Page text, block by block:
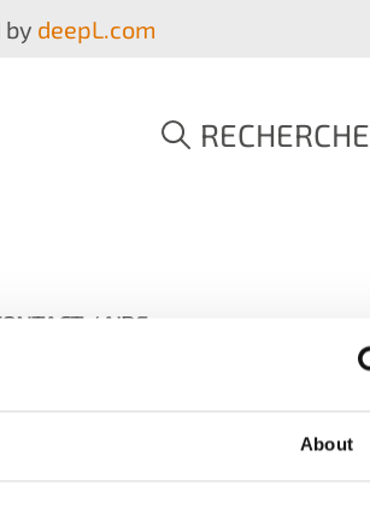
About
deepL.com
RECHERCHE
/ AIDE
:
511 94293-0